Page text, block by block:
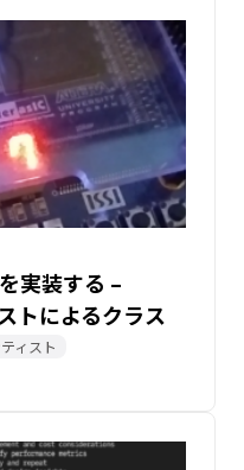
実装する –
トによるクラス
ィスト